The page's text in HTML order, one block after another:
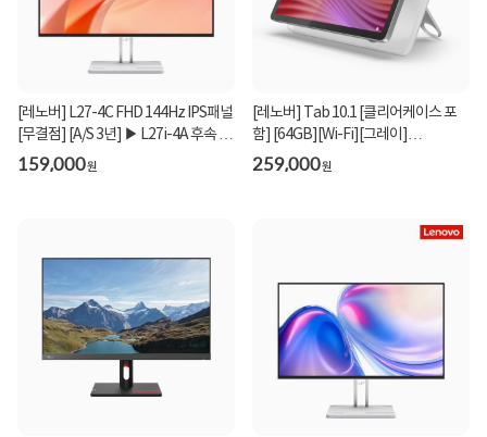
[레노버] L27-4C FHD 144Hz IPS패널
[무결점] [A/S 3년] ▶ L27i-4A 후속 모
델 ◀
159,000원
[레노버] Tab 10.1 [클리어케이스 포
함] [64GB][Wi-Fi][그레이]
_ZAEH0020KR
259,000원